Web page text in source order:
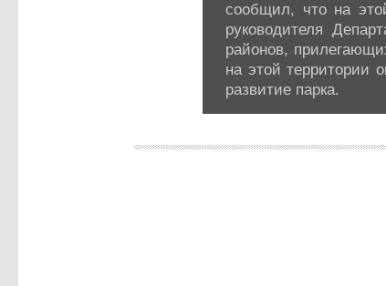
сообщил, что на
руководителя
районов,
на этой территории
развитие парка.